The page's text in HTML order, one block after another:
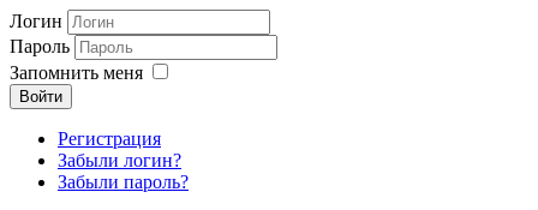
Логин
Пароль
Запомнить меня
Войти
Регистрация
Забыли логин?
Забыли пароль?